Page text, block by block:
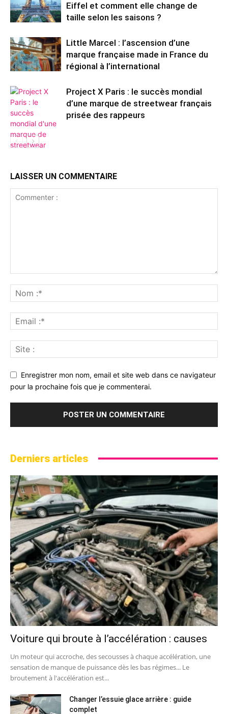
Eiffel et comment elle change de
taille selon les saisons ?
Little Marcel : l’ascension d’une
marque française made in France du
régional à l’international
Project X Paris : le succès mondial
d’une marque de streetwear français
prisée des rappeurs
LAISSER UN COMMENTAIRE
Enregistrer mon nom, email et site web dans ce navigateur
pour la prochaine fois que je commenterai.
Derniers articles
Voiture qui broute à l’accélération : causes
Un moteur qui accroche, des secousses à chaque accélération, une
sensation de manque de puissance dès les bas régimes... Le
broutement à l'accélération est...
Changer l’essuie glace arrière : guide
complet